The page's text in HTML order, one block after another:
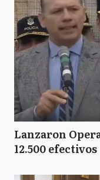
Lanzaron
12.500 efectivos